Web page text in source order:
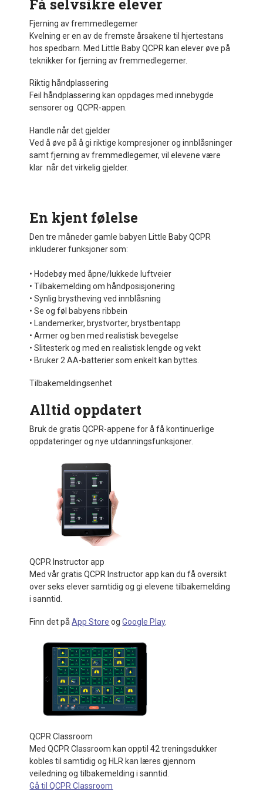
Fjerning av fremmedlegemer
Kvelning er en av de fremste årsakene til hjertestans
hos spedbarn. Med Little Baby QCPR kan elever øve på
teknikker for fjerning av fremmedlegemer.
Riktig håndplassering
Feil håndplassering kan oppdages med innebygde
sensorer og QCPR-appen.
Handle når det gjelder
Ved å øve på å gi riktige kompresjoner og innblåsninger
samt fjerning av fremmedlegemer, vil elevene være
klar når det virkelig gjelder.
En kjent følelse
Den tre måneder gamle babyen Little Baby QCPR
inkluderer funksjoner som:
• Hodebøy med åpne/lukkede luftveier
• Tilbakemelding om håndposisjonering
• Synlig brystheving ved innblåsning
• Se og føl babyens ribbein
• Landemerker, brystvorter, brystbentapp
• Armer og ben med realistisk bevegelse
• Slitesterk og med en realistisk lengde og vekt
• Bruker 2 AA-batterier som enkelt kan byttes.
Tilbakemeldingsenhet
Alltid oppdatert
Bruk de gratis QCPR-appene for å få kontinuerlige
oppdateringer og nye utdanningsfunksjoner.
QCPR Instructor app
Med vår gratis QCPR Instructor app kan du få oversikt
over seks elever samtidig og gi elevene tilbakemelding
i sanntid.
Finn det påApp Store ogGoogle Play.
QCPR Classroom
Med QCPR Classroom kan opptil 42 treningsdukker
kobles til samtidig og HLR kan læres gjennom
veiledning og tilbakemelding i sanntid.
Gå til QCPR Classroom